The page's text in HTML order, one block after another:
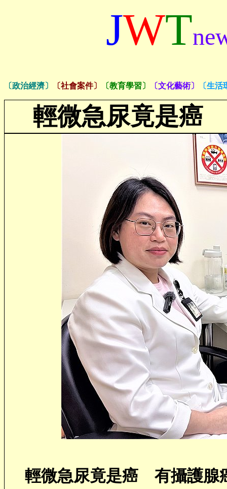
JWT
〔政治經濟〕 〔社會案件〕 〔教育學習〕 〔文化藝術〕 〔生活
輕微急尿竟是癌
輕微急尿竟是癌 有攝護腺